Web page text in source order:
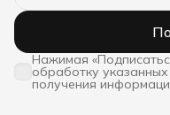
Нажимая
обработку
получения